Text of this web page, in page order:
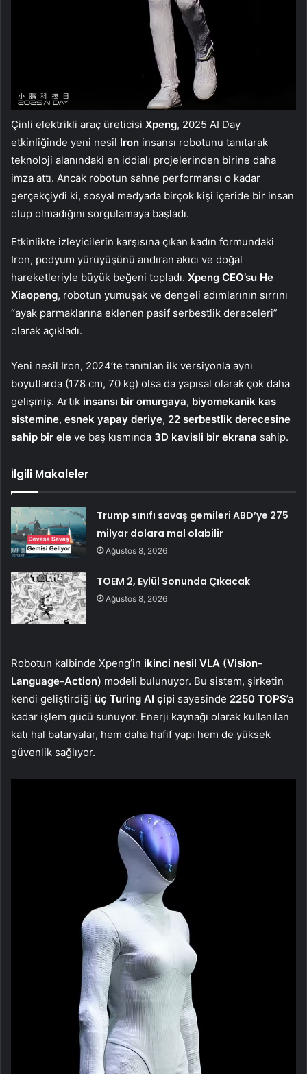
Çinli elektrikli araç üreticisi Xpeng, 2025 AI Day
etkinliğinde yeni nesil Iron insansı robotunu tanıtarak
teknoloji alanındaki en iddialı projelerinden birine daha
imza attı. Ancak robotun sahne performansı o kadar
gerçekçiydi ki, sosyal medyada birçok kişi içeride bir insan
olup olmadığını sorgulamaya başladı.
Etkinlikte izleyicilerin karşısına çıkan kadın formundaki
Iron, podyum yürüyüşünü andıran akıcı ve doğal
hareketleriyle büyük beğeni topladı. Xpeng CEO’su He
Xiaopeng, robotun yumuşak ve dengeli adımlarının sırrını
“ayak parmaklarına eklenen pasif serbestlik dereceleri”
olarak açıkladı.
Yeni nesil Iron, 2024’te tanıtılan ilk versiyonla aynı
boyutlarda (178 cm, 70 kg) olsa da yapısal olarak çok daha
gelişmiş. Artık insansı bir omurgaya, biyomekanik kas
sistemine, esnek yapay deriye, 22 serbestlik derecesine
sahip bir ele ve baş kısmında 3D kavisli bir ekrana sahip.
İlgili Makaleler
Trump sınıfı savaş gemileri ABD’ye 275
milyar dolara mal olabilir
Ağustos 8, 2026
TOEM 2, Eylül Sonunda Çıkacak
Ağustos 8, 2026
Robotun kalbinde Xpeng’in ikinci nesil VLA (Vision-
Language-Action) modeli bulunuyor. Bu sistem, şirketin
kendi geliştirdiği üç Turing AI çipi sayesinde 2250 TOPS’a
kadar işlem gücü sunuyor. Enerji kaynağı olarak kullanılan
katı hal bataryalar, hem daha hafif yapı hem de yüksek
güvenlik sağlıyor.